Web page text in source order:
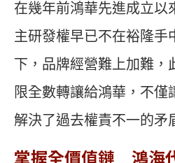
在幾年前鴻華先進成立以
主研發權早已不在裕隆手
下，品牌經營難上加難，
限全數轉讓給鴻華，不僅
解決了過去權責不一的矛
掌握全價值鏈 鴻海